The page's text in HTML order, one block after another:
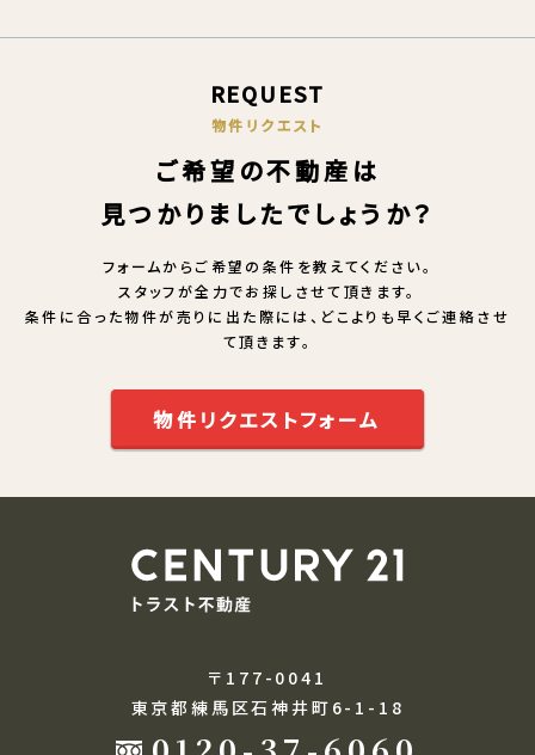
REQUEST
物件リクエスト
ご希望の不動産は
見つかりましたでしょうか？
フォームからご希望の条件を教えてください。
スタッフが全力でお探しさせて頂きます。
条件に合った物件が売りに出た際には、どこよりも早くご連絡させ
て頂きます。
物件リクエストフォーム
〒177-0041
東京都練馬区石神井町6-1-18